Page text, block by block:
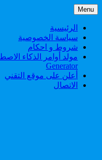
Skip
to
content
Menu
الرئيسية
سياسة الخصوصية
شروط و احكام
Generator
أعلن على موقع التقني
الاتصال